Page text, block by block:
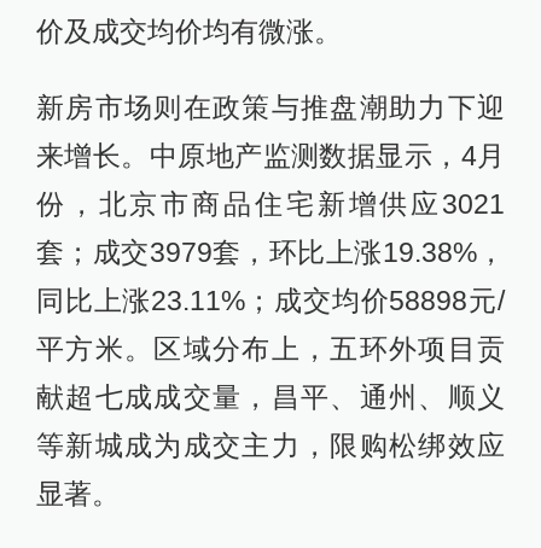
价及成交均价均有微涨。
新房市场则在政策与推盘潮助力下迎
来增长。中原地产监测数据显示，4月
份，北京市商品住宅新增供应3021
套；成交3979套，环比上涨19.38%，
同比上涨23.11%；成交均价58898元/
平方米。区域分布上，五环外项目贡
献超七成成交量，昌平、通州、顺义
等新城成为成交主力，限购松绑效应
显著。